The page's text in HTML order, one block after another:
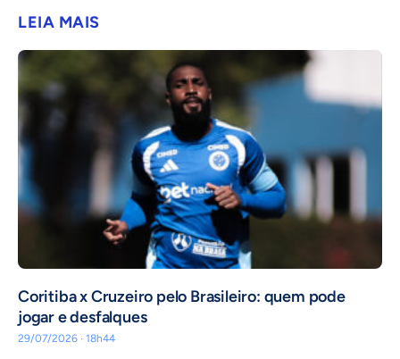
LEIA MAIS
Coritiba x Cruzeiro pelo Brasileiro: quem pode
jogar e desfalques
29/07/2026 · 18h44